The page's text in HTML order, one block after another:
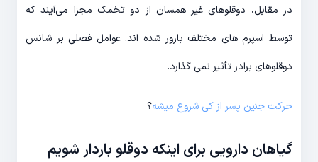
در مقابل، دوقلوهای غیر همسان از دو تخمک مجزا می‌آیند که
توسط اسپرم های مختلف بارور شده اند. عوامل فصلی بر شانس
دوقلوهای برادر تأثیر نمی گذارد.
حرکت جنین پسر از کی شروع میشه؟
گیاهان دارویی برای اینکه دوقلو باردار شویم